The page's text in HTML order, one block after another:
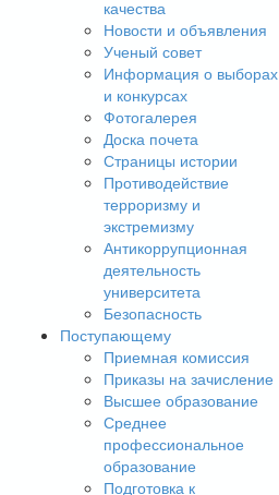
качества
Новости и объявления
Ученый совет
Информация о выборах
и конкурсах
Фотогалерея
Доска почета
Страницы истории
Противодействие
терроризму и
экстремизму
Антикоррупционная
деятельность
университета
Безопасность
Поступающему
Приемная комиссия
Приказы на зачисление
Высшее образование
Среднее
профессиональное
образование
Подготовка к